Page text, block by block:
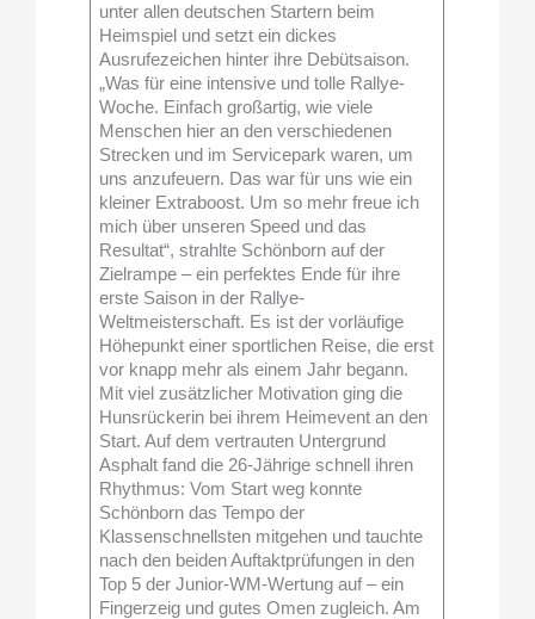
unter allen deutschen Startern beim
Heimspiel und setzt ein dickes
Ausrufezeichen hinter ihre Debütsaison.
„Was für eine intensive und tolle Rallye-
Woche. Einfach großartig, wie viele
Menschen hier an den verschiedenen
Strecken und im Servicepark waren, um
uns anzufeuern. Das war für uns wie ein
kleiner Extraboost. Um so mehr freue ich
mich über unseren Speed und das
Resultat“, strahlte Schönborn auf der
Zielrampe – ein perfektes Ende für ihre
erste Saison in der Rallye-
Weltmeisterschaft. Es ist der vorläufige
Höhepunkt einer sportlichen Reise, die erst
vor knapp mehr als einem Jahr begann.
Mit viel zusätzlicher Motivation ging die
Hunsrückerin bei ihrem Heimevent an den
Start. Auf dem vertrauten Untergrund
Asphalt fand die 26-Jährige schnell ihren
Rhythmus: Vom Start weg konnte
Schönborn das Tempo der
Klassenschnellsten mitgehen und tauchte
nach den beiden Auftaktprüfungen in den
Top 5 der Junior-WM-Wertung auf – ein
Fingerzeig und gutes Omen zugleich. Am